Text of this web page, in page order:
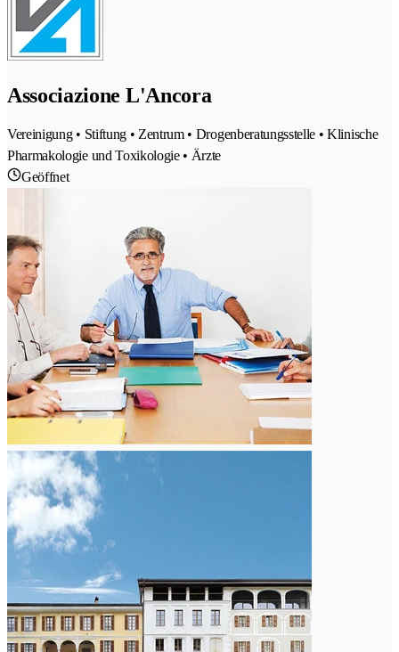
Associazione L'Ancora
Vereinigung • Stiftung • Zentrum • Drogenberatungsstelle • Klinische
Pharmakologie und Toxikologie • Ärzte
Geöffnet